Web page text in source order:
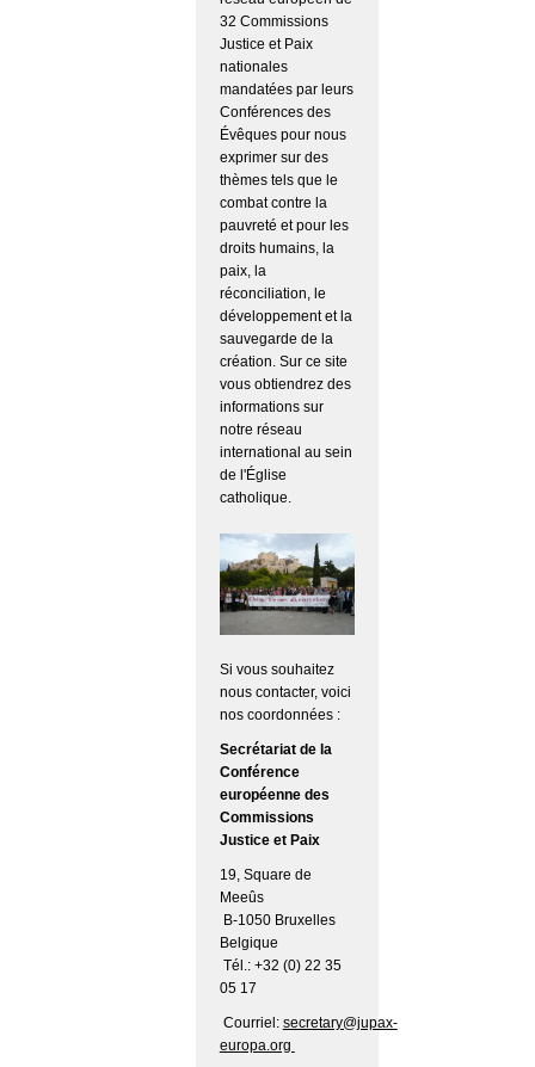
32 Commissions
Justice et Paix
nationales
mandatées par leurs
Conférences des
Évêques pour nous
exprimer sur des
thèmes tels que le
combat contre la
pauvreté et pour les
droits humains, la
paix, la
réconciliation, le
développement et la
sauvegarde de la
création. Sur ce site
vous obtiendrez des
informations sur
notre réseau
international au sein
de l'Église
catholique.
Si vous souhaitez
nous contacter, voici
nos coordonnées :
Secrétariat de la
Conférence
européenne des
Commissions
Justice et Paix
19, Square de
Meeûs
B-1050 Bruxelles
Belgique
Tél.: +32 (0) 22 35
05 17
Courriel: secretary@jupax-
europa.org